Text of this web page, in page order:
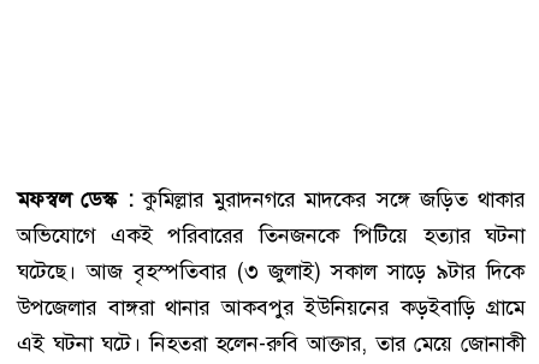
মফস্বল ডেস্ক :কুমিল্লার মুরাদনগরে মাদকের সঙ্গে জড়িত থাকার
অভিযোগে একই পরিবারের তিনজনকে পিটিয়ে হত্যার ঘটনা
ঘটেছে। আজ বৃহস্পতিবার (৩ জুলাই) সকাল সাড়ে ৯টার দিকে
উপজেলার বাঙ্গরা থানার আকবপুর ইউনিয়নের কড়ইবাড়ি গ্রামে
এই ঘটনা ঘটে। নিহতরা হলেন-রুবি আক্তার, তার মেয়ে জোনাকী